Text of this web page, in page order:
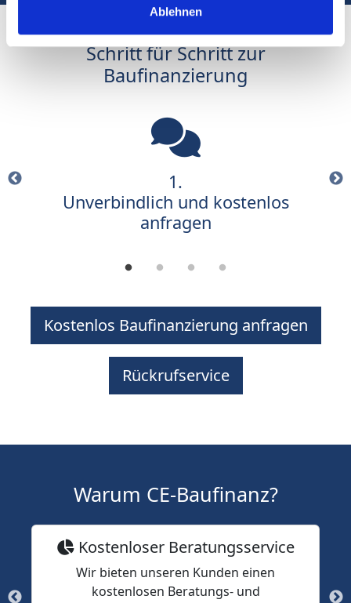
Ablehnen
Schritt für Schritt zur
Baufinanzierung
1.
Unverbindlich und kostenlos
anfragen
Kostenlos Baufinanzierung anfragen
Rückrufservice
Warum CE-Baufinanz?
Kostenloser Beratungsservice
Wir bieten unseren Kunden einen
kostenlosen Beratungs- und